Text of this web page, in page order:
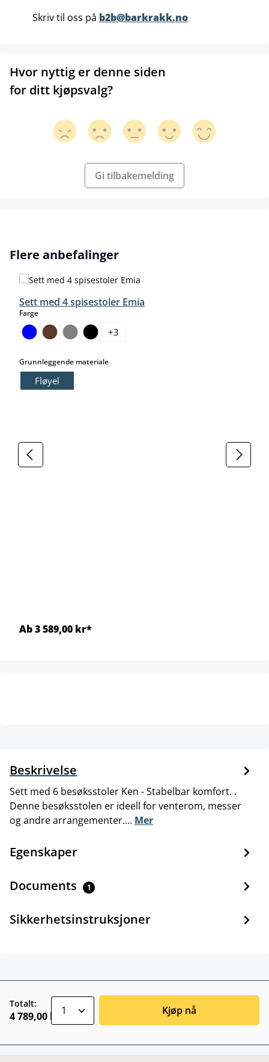
Skriv til oss på b2b@barkrakk.no
Hvor nyttig er denne siden
for ditt kjøpsvalg?
Gi tilbakemelding
Hopp over produktgalleri
Flere anbefalinger
Sett med 4 spisestoler Emia
Fargeselect
+3
Grunnleggende materialeselect
Fløyel
Ab 3 589,00 kr*
Beskrivelse
Sett med 6 besøksstoler Ken - Stabelbar komfort. .
Denne besøksstolen er ideell for venterom, messer
og andre arrangementer.… Mer
Egenskaper
Documents 1
Sikkerhetsinstruksjoner
Totalt:
4 789,00 kr Kjøp nå